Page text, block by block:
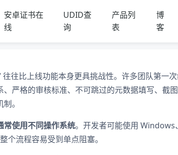
安卓证书在
线
UDID查
询
产品列
表
博
客
往比上线功能本身更具挑战性。许多团队第一
严格的审核标准、不可跳过的元数据填写、截
。
常使用不同操作系统。开发者可能使用
个流程容易受到单点阻塞。